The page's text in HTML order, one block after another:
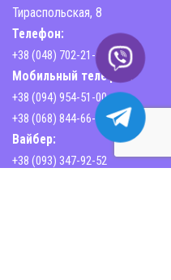
Тираспольская, 8
Телефон:
+38 (048) 702-21-00
Мобильный телефон:
+38 (094) 954-51-00
+38 (068) 844-66-44
Вайбер:
+38 (093) 347-92-52